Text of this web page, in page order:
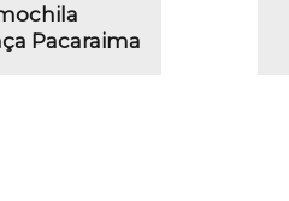
Pacaraima